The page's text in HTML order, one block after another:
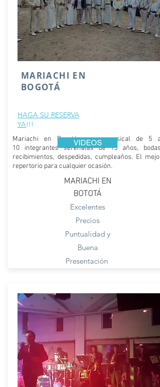
MARIACHI EN
BOGOTÁ
HAGA SU RESERVA
YA!!!
Mariachi en Bogotá, grupo musical de 5 a
10 integrantes serenatas de 15 años, bodas.
recibimientos, despedidas, cumpleaños. El mejor
repertorio para cualquier ocasión.
VIDEOS
MARIACHI EN
BOTOTÁ
Excelentes
Precios
Puntualidad y
Buena
Presentación